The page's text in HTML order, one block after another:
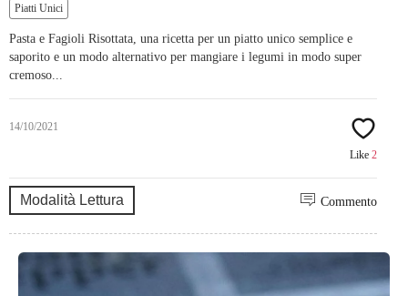
Piatti Unici
Pasta e Fagioli Risottata, una ricetta per un piatto unico semplice e
saporito e un modo alternativo per mangiare i legumi in modo super
cremoso...
14/10/2021
Like 2
Modalità Lettura Commento